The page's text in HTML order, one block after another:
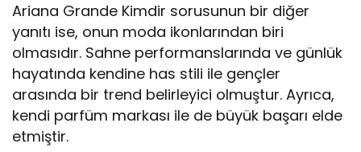
Ariana Grande Kimdir sorusunun bir diğer
yanıtı ise, onun moda ikonlarından biri
olmasıdır. Sahne performanslarında ve günlük
hayatında kendine has stili ile gençler
arasında bir trend belirleyici olmuştur. Ayrıca,
kendi parfüm markası ile de büyük başarı elde
etmiştir.